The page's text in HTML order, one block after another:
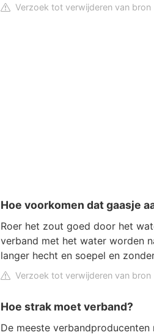
Verzoek tot verwijderen van bron
Hoe voorkomen dat gaasje
Roer het zout goed door het
verband met het water worden
langer hecht en soepel en
Verzoek tot verwijderen van bron
Hoe strak moet verband?
De meeste verbandproducenten